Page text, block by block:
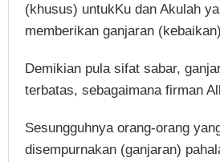
(khusus) untukKu dan Akulah
memberikan ganjaran
Demikian pula sifat sabar,
terbatas, sebagaimana firman
Sesungguhnya orang-orang
disempurnakan (ganjaran)